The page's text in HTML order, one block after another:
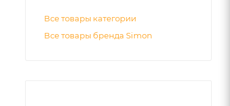
Все товары категории
Все товары бренда Simon